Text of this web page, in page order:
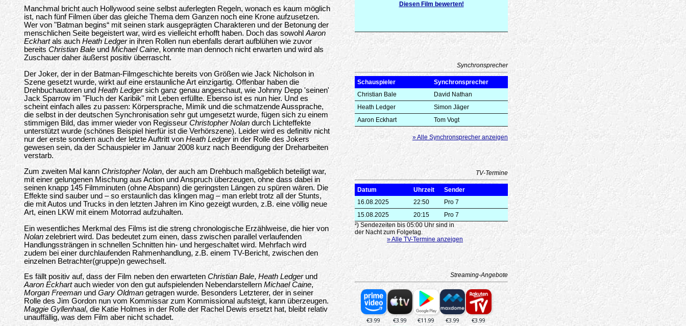
Manchmal bricht auch Hollywood seine selbst auferlegten Regeln, wonach es kaum möglich
ist, nach fünf Filmen über das gleiche Thema dem Ganzen noch eine Krone aufzusetzen.
Wer von "Batman begins“ mit seinen stark ausgeprägten Charakteren und der Betonung der
menschlichen Seite begeistert war, wird es vielleicht erhofft haben. Doch das sowohl Aaron
Eckhartals auch Heath Ledgerin ihren Rollen nun ebenfalls derart aufblühen wie zuvor
bereits Christian Bale und Michael Caine, konnte man dennoch nicht erwarten und wird als
Zuschauer daher äußerst positiv überrascht.
Der Joker, der in der Batman-Filmgeschichte bereits von Größen wie Jack Nicholson in
Szene gesetzt wurde, wirkt auf eine erstaunliche Art einzigartig. Offenbar haben die
Drehbuchautoren undHeath Ledgersich ganz genau angeschaut, wie Johnny Depp 'seinen'
Jack Sparrow im "Fluch der Karibik" mit Leben erfüllte. Ebenso ist es nun hier. Und es
scheint einfach alles zu passen: Körpersprache, Mimik und die schmatzende Aussprache,
die selbst in der deutschen Synchronisation sehr gut umgesetzt wurde, fügen sich zu einem
stimmigen Bild, das immer wieder von Regisseur Christopher Nolan durch Lichteffekte
unterstützt wurde (schönes Beispiel hierfür ist die Verhörszene). Leider wird es definitiv nicht
nur der erste sondern auch der letzte Auftritt von Heath Ledgerin der Rolle des Jokers
gewesen sein, da der Schauspieler im Januar 2008 kurz nach Beendigung der Dreharbeiten
verstarb.
Zum zweiten Mal kannChristopher Nolan, der auch am Drehbuch maßgeblich beteiligt war,
mit einer gelungenen Mischung aus Action und Anspruch überzeugen, ohne dass dabei in
seinen knapp 145 Filmminuten (ohne Abspann) die geringsten Längen zu spüren wären. Die
Effekte sind sauber und – so erstaunlich das klingen mag – man erlebt trotz all der Stunts,
die mit Autos und Trucks in den letzten Jahren im Kino gezeigt wurden, z.B. eine völlig neue
Art, einen LKW mit einem Motorrad aufzuhalten.
Ein wesentliches Merkmal des Films ist die streng chronologische Erzählweise, die hier von
Nolan zelebriert wird. Das bedeutet zum einen, dass zwischen parallel verlaufenden
Handlungssträngen in schnellen Schnitten hin- und hergeschaltet wird. Mehrfach wird
zudem bei einer durchlaufenden Rahmenhandlung, z.B. einem TV-Bericht, zwischen den
einzelnen Betrachter(gruppe)n gewechselt.
Es fällt positiv auf, dass der Film neben den erwarteten Christian Bale, Heath Ledgerund
Aaron Eckhartauch wieder von den gut aufspielenden Nebendarstellern Michael Caine,
Morgan Freeman und Gary Oldman getragen wurde. Besonders Letzterer, der in seiner
Rolle des Jim Gordon nun vom Kommissar zum Kommissional aufsteigt, kann überzeugen.
Maggie Gyllenhaal, die Katie Holmes in der Rolle der Rachel Dewis ersetzt hat, bleibt relativ
unauffällig, was dem Film aber nicht schadet.
Diesen Film bewerten!
Synchronsprecher
Schauspieler
Synchronsprecher
Christian Bale
David Nathan
Heath Ledger
Simon Jäger
Aaron Eckhart
Tom Vogt
» Alle Synchronsprecher anzeigen
TV-Termine
Datum Uhrzeit
Sender
16.08.2025
22:50
Pro 7
15.08.2025
20:15
Pro 7
²) Sendezeiten bis 05:00 Uhr sind in
der Nacht zum Folgetag.
» Alle TV-Termine anzeigen
Streaming-Angebote